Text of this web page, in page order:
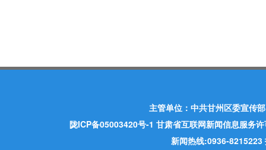
主管单位：中共甘州区委宣传
陇ICP备05003420号-1 甘肃省互联网新闻信息服务
新闻热线:0936-8215223